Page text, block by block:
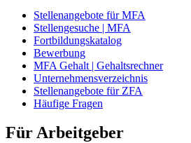
Stellenangebote für MFA
Stellengesuche | MFA
Fortbildungskatalog
Bewerbung
MFA Gehalt | Gehaltsrechner
Unternehmensverzeichnis
Stellenangebote für ZFA
Häufige Fragen
Für Arbeitgeber